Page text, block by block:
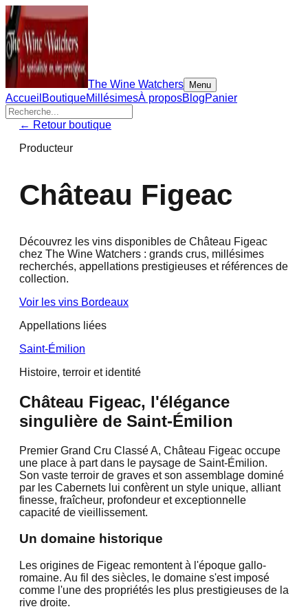
The Wine Watchers Menu
Accueil BoutiqueMillésimesÀ proposBlogPanier
← Retour boutique
Producteur
Château Figeac
Découvrez les vins disponibles de Château Figeac
chez The Wine Watchers : grands crus, millésimes
recherchés, appellations prestigieuses et références de
collection.
Voir les vins Bordeaux
Appellations liées
Saint-Émilion
Histoire, terroir et identité
Château Figeac, l'élégance
singulière de Saint-Émilion
Premier Grand Cru Classé A, Château Figeac occupe
une place à part dans le paysage de Saint-Émilion.
Son vaste terroir de graves et son assemblage dominé
par les Cabernets lui confèrent un style unique, alliant
finesse, fraîcheur, profondeur et exceptionnelle
capacité de vieillissement.
Un domaine historique
Les origines de Figeac remontent à l'époque gallo-
romaine. Au fil des siècles, le domaine s'est imposé
comme l'une des propriétés les plus prestigieuses de la
rive droite.